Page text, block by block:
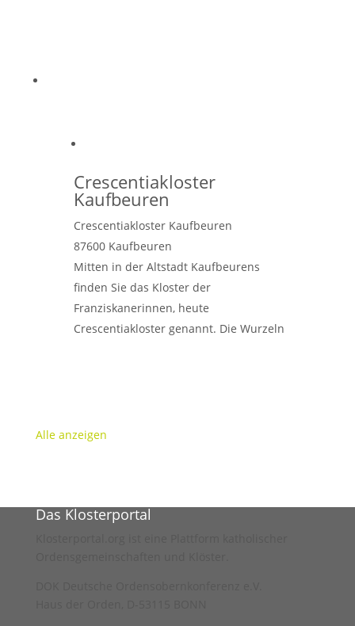
Crescentiakloster
Kaufbeuren
Crescentiakloster Kaufbeuren
87600 Kaufbeuren
Mitten in der Altstadt Kaufbeurens
finden Sie das Kloster der
Franziskanerinnen, heute
Crescentiakloster genannt. Die Wurzeln
Alle anzeigen
Das Klosterportal